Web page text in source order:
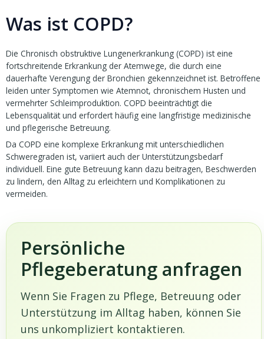
Was ist COPD?
Die Chronisch obstruktive Lungenerkrankung (COPD) ist eine
fortschreitende Erkrankung der Atemwege, die durch eine
dauerhafte Verengung der Bronchien gekennzeichnet ist. Betroffene
leiden unter Symptomen wie Atemnot, chronischem Husten und
vermehrter Schleimproduktion. COPD beeinträchtigt die
Lebensqualität und erfordert häufig eine langfristige medizinische
und pflegerische Betreuung.
Da COPD eine komplexe Erkrankung mit unterschiedlichen
Schweregraden ist, variiert auch der Unterstützungsbedarf
individuell. Eine gute Betreuung kann dazu beitragen, Beschwerden
zu lindern, den Alltag zu erleichtern und Komplikationen zu
vermeiden.
Persönliche
Pflegeberatung anfragen
Wenn Sie Fragen zu Pflege, Betreuung oder
Unterstützung im Alltag haben, können Sie
uns unkompliziert kontaktieren.